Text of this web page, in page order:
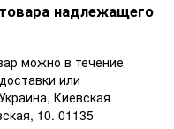
надлежащего
можно в течение
или
Киевская
10. 01135